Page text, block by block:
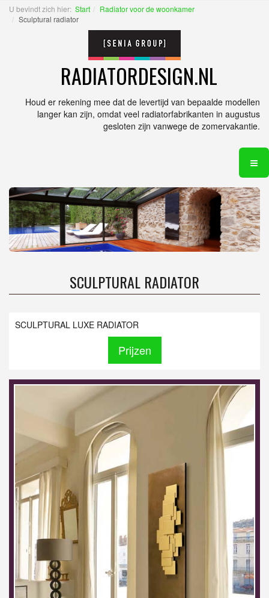
U bevindt zich hier: Start
Radiator voor de woonkamer
Sculptural radiator
RADIATORDESIGN.NL
Houd er rekening mee dat de levertijd van bepaalde modellen
langer kan zijn, omdat veel radiatorfabrikanten in augustus
gesloten zijn vanwege de zomervakantie.
SCULPTURAL RADIATOR
SCULPTURAL LUXE RADIATOR
Prijzen